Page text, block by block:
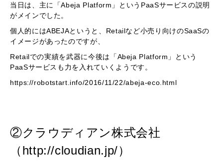
当日は、主に「Abeja Platform」というPaaSサービスの説明
がメインでした。
個人的にはABEJAというと、Retailなど小売り向けのSaaSの
イメージがあったのですが、
Retailでの実績を武器に今後は「Abeja Platform」という
PaaSサービスも力を入れていくようです。
https://robotstart.info/2016/11/22/abeja-eco.html
②クラウディアン株式会社
（http://cloudian.jp/）